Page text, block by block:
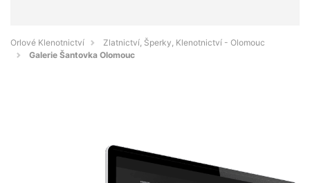
Orlové Klenotnictví
Zlatnictví, Šperky, Klenotnictví - Olomouc
Galerie Šantovka Olomouc